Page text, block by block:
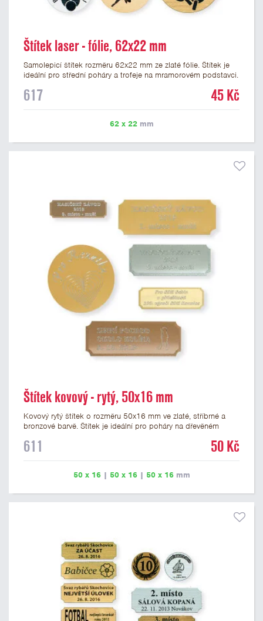
Štítek laser - fólie, 62x22 mm
Samolepicí štítek rozměru 62x22 mm ze zlaté fólie. Štítek je
ideální pro střední poháry a trofeje na mramorovém podstavci.
textu doporučujeme maximálně 3 řádky, aby byla zachována
prvním kroku objednávky.
617 45 Kč
62 x 22mm
Štítek kovový - rytý, 50x16 mm
Kovový rytý štítek o rozměru 50x16 mm ve zlaté, stříbrné a
bronzové barvě. Štítek je ideální pro poháry na dřevěném
nebo text. U textu doporučujeme maximálně 3 řádky, aby byla
možné přiložit v prvním kroku objednávky.
611 50 Kč
50 x 16| 50 x 16| 50 x 16mm